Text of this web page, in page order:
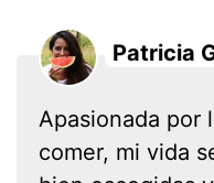
Patricia
Apasionada por
comer, mi vida